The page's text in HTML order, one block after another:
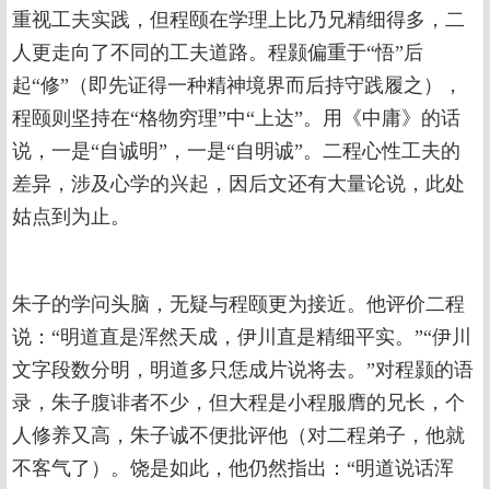
重视工夫实践，但程颐在学理上比乃兄精细得多，二
人更走向了不同的工夫道路。程颢偏重于“悟”后
起“修”（即先证得一种精神境界而后持守践履之），
程颐则坚持在“格物穷理”中“上达”。用《中庸》的话
说，一是“自诚明”，一是“自明诚”。二程心性工夫的
差异，涉及心学的兴起，因后文还有大量论说，此处
姑点到为止。
朱子的学问头脑，无疑与程颐更为接近。他评价二程
说：“明道直是浑然天成，伊川直是精细平实。”“伊川
文字段数分明，明道多只恁成片说将去。”对程颢的语
录，朱子腹诽者不少，但大程是小程服膺的兄长，个
人修养又高，朱子诚不便批评他（对二程弟子，他就
不客气了）。饶是如此，他仍然指出：“明道说话浑